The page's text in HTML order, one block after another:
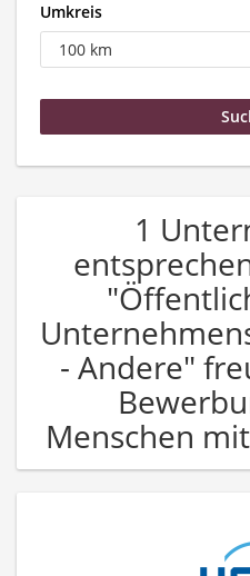
Umkreis
1
- Andere"
Menschen